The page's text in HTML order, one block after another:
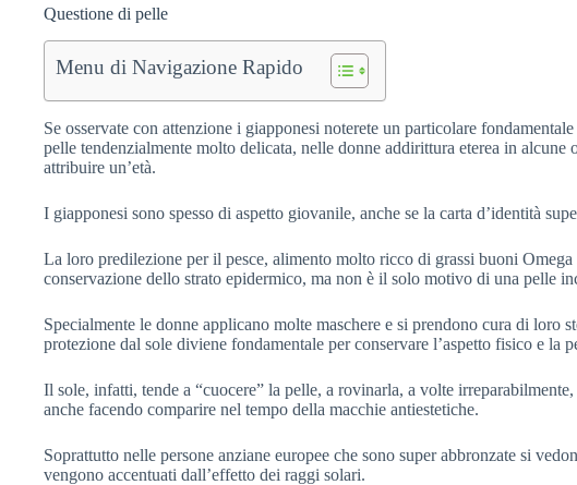
Questione di pelle
Menu di Navigazione Rapido
Se osservate con attenzione i giapponesi noterete un particolare
pelle tendenzialmente molto delicata, nelle donne addirittura eterea in
attribuire un’età.
I giapponesi sono spesso di aspetto giovanile, anche se la carta d’identità
La loro predilezione per il pesce, alimento molto ricco di grassi buoni Omega
conservazione dello strato epidermico, ma non è il solo motivo di una pelle
Specialmente le donne applicano molte maschere e si prendono cura di loro
protezione dal sole diviene fondamentale per conservare l’aspetto fisico e la
Il sole, infatti, tende a “cuocere” la pelle, a rovinarla, a volte
anche facendo comparire nel tempo della macchie antiestetiche.
Soprattutto nelle persone anziane europee che sono super abbronzate si
vengono accentuati dall’effetto dei raggi solari.